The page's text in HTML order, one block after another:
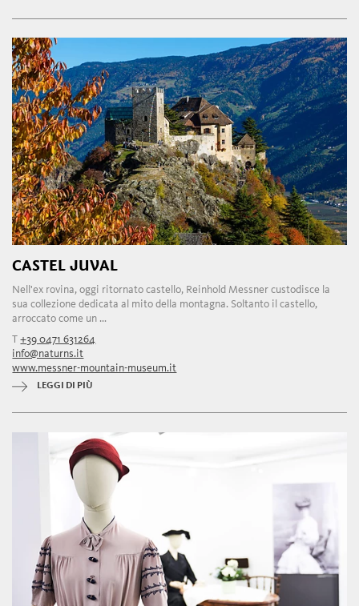
CASTEL JUVAL
Nell'ex rovina, oggi ritornato castello, Reinhold Messner custodisce la
sua collezione dedicata al mito della montagna. Soltanto il castello,
arroccato come un ...
T+39 0471 631264
info@naturns.it
www.messner-mountain-museum.it
LEGGI DI PIÙ